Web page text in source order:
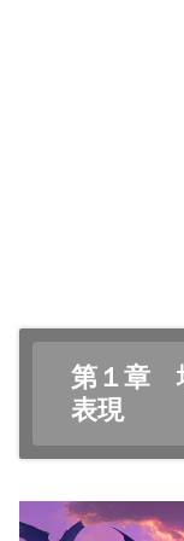
第１章
表現